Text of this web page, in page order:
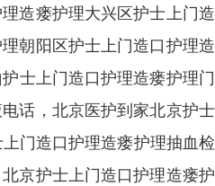
造瘘护理大兴区护士上门
朝阳区护士上门造口护理
士上门造口护理造瘘护理
话，北京医护到家北京护
门造口护理造瘘护理抽血
京护士上门造口护理造瘘